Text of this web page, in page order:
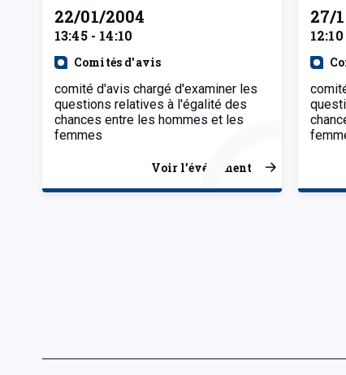
22/01/2004
13:45 - 14:10
Comités d'avis
comité d'avis chargé d'examiner les
questions relatives à l'égalité des
chances entre les hommes et les
femmes
Voir l’événement
27/